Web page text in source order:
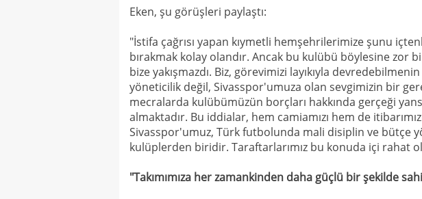
Eken, şu görüşleri paylaştı:
"İstifa çağrısı yapan kıymetli hemşehrilerimize şunu
bırakmak kolay olandır. Ancak bu kulübü böylesine zor
bize yakışmazdı. Biz, görevimizi layıkıyla
yöneticilik değil, Sivasspor'umuza olan sevgimizin bir
mecralarda kulübümüzün borçları hakkında gerçeği
almaktadır. Bu iddialar, hem camiamızı hem de
Sivasspor'umuz, Türk futbolunda mali disiplin ve bütçe
kulüplerden biridir. Taraftarlarımız bu konuda içi rahat
"Takımımıza her zamankinden daha güçlü bir şekilde